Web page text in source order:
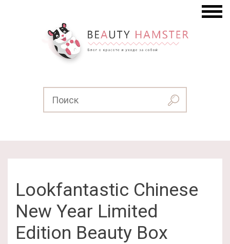
Lookfantastic Chinese
New Year Limited
Edition Beauty Box